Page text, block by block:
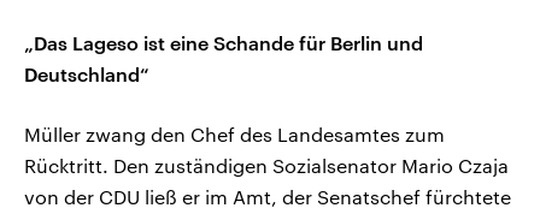
„Das Lageso ist eine Schande für Berlin und
Deutschland“
Müller zwang den Chef des Landesamtes zum
Rücktritt. Den zuständigen Sozialsenator Mario Czaja
von der CDU ließ er im Amt, der Senatschef fürchtete